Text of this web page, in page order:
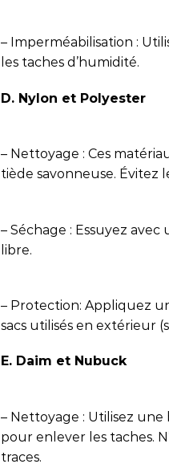
– Imperméabilisation :
les taches d’humidité.
D. Nylon et Polyester
– Nettoyage : Ces
tiède savonneuse. Évitez
– Séchage : Essuyez
libre.
– Protection: Appliquez
sacs utilisés en extérieur
E. Daim et Nubuck
– Nettoyage : Utilisez
pour enlever les taches.
traces.